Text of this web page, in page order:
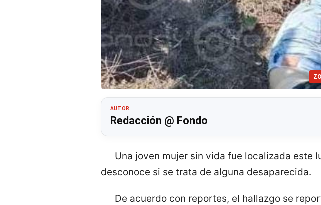
AUTOR
Redacción @ Fondo
Una joven mujer sin vida fue localizada este
desconoce si se trata de alguna desaparecida.
De acuerdo con reportes, el hallazgo se